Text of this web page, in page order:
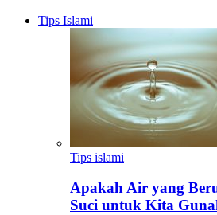
Tips Islami
Tips islami
Apakah Air yang
Suci untuk Kita